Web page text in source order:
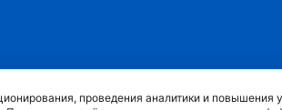
проведения аналитики и